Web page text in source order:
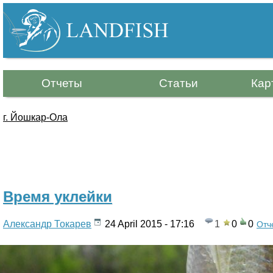
Р
ы
б
л
.
И
н
ф
Отчеты Статьи
г. Йошкар-Ола
Время уклейки
Александр Токарев 24 April 2015 - 17:16 1 0 0